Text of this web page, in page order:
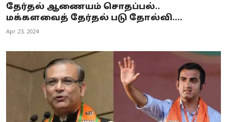
தேர்தல் ஆணையம் சொதப்பல்..
மக்களவைத் தேர்தல் படு தோல்வி....
Apr 23, 2024